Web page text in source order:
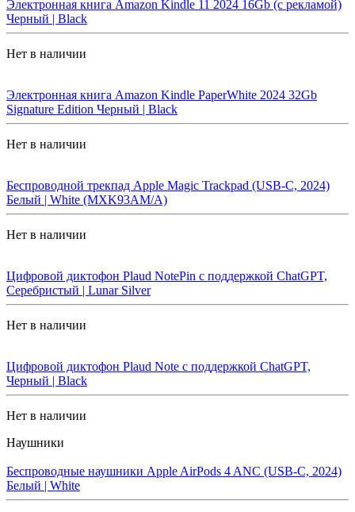
Электронная книга Amazon Kindle 11 2024 16Gb (с рекламой)
Черный | Black
Нет в наличии
Электронная книга Amazon Kindle PaperWhite 2024 32Gb
Signature Edition Черный | Black
Нет в наличии
Беспроводной трекпад Apple Magic Trackpad (USB-C, 2024)
Белый | White (MXK93AM/A)
Нет в наличии
Цифровой диктофон Plaud NotePin с поддержкой ChatGPT,
Серебристый | Lunar Silver
Нет в наличии
Цифровой диктофон Plaud Note с поддержкой ChatGPT,
Черный | Black
Нет в наличии
Наушники
Беспроводные наушники Apple AirPods 4 ANC (USB-C, 2024)
Белый | White